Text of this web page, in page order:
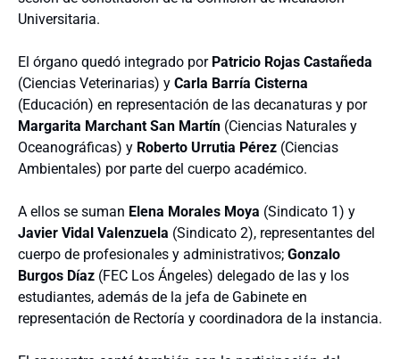
Universitaria.
El órgano quedó integrado por Patricio Rojas Castañeda
(Ciencias Veterinarias) y Carla Barría Cisterna
(Educación) en representación de las decanaturas y por
Margarita Marchant San Martín (Ciencias Naturales y
Oceanográficas) y Roberto Urrutia Pérez (Ciencias
Ambientales) por parte del cuerpo académico.
A ellos se suman Elena Morales Moya (Sindicato 1) y
Javier Vidal Valenzuela (Sindicato 2), representantes del
cuerpo de profesionales y administrativos; Gonzalo
Burgos Díaz (FEC Los Ángeles) delegado de las y los
estudiantes, además de la jefa de Gabinete en
representación de Rectoría y coordinadora de la instancia.